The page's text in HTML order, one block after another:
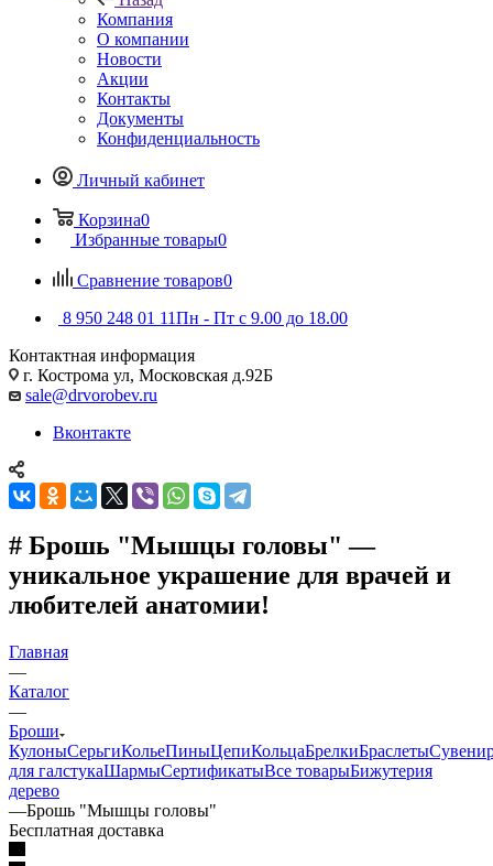
Компания
О компании
Новости
Акции
Контакты
Документы
Конфиденциальность
Личный кабинет
Корзина0
Избранные товары0
Сравнение товаров0
8 950 248 01 11Пн - Пт с 9.00 до 18.00
Контактная информация
г. Кострома ул, Московская д.92Б
sale@drvorobev.ru
Вконтакте
# Брошь "Мышцы головы" —
уникальное украшение для врачей и
любителей анатомии!
Главная
—
Каталог
—
Броши
КулоныСерьгиКольеПиныЦепиКольцаБрелкиБраслеты
для галстукаШармыСертификатыВсе товарыБижутерия
дерево
—Брошь "Мышцы головы"
Бесплатная доставка